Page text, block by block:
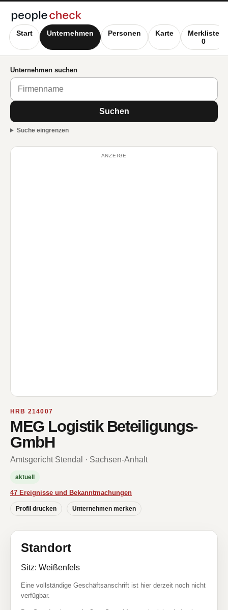
Start Unternehmen Personen Karte
Merkliste
0
Unternehmen suchen
Suchen
Suche eingrenzen
ANZEIGE
HRB 214007
MEG Logistik Beteiligungs-
GmbH
Amtsgericht Stendal · Sachsen-Anhalt
aktuell
47 Ereignisse und Bekanntmachungen
Profil drucken Unternehmen merken
Standort
Sitz: Weißenfels
Eine vollständige Geschäftsanschrift ist hier derzeit noch nicht
verfügbar.